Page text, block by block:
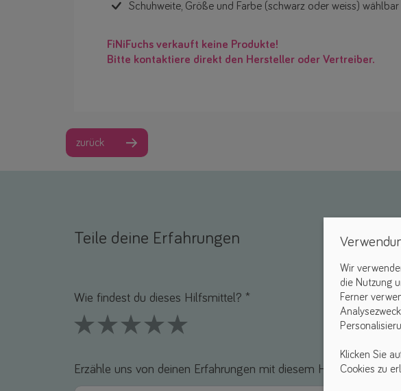
Schuhweite, Größe und Farbe (schwarz oder weiss) wählbar
FiNiFuchs verkauft keine Produkte!
Bitte kontaktiere direkt den Hersteller oder Vertreiber.
zurück
Teile deine Erfahrungen
Wie findest du dieses Hilfsmittel? *
Erzähle uns von deinen Erfahrungen mit diesem Hilfsmittel *
Wir
die Nutzung
Ferner
Klicken Sie
Cookies zu